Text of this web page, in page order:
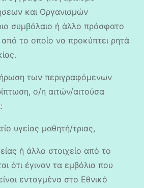
και Οργανισμών
συμβόλαιο ή άλλο πρόσφατο
το οποίο να προκύπτει ρητά
των περιγραφόμενων
ο/η αιτών/αιτούσα
υγείας μαθητή/τριας,
ή άλλο στοιχείο από το
ότι έγιναν τα εμβόλια που
ενταγμένα στο Εθνικό